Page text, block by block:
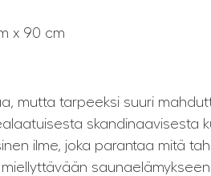
x 90 cm
mutta tarpeeksi suuri
skandinaavisesta
ilme, joka parantaa mitä